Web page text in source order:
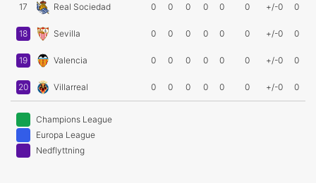
17 Real Sociedad 0 0 0 0 0 0 +/-0 0
18 Sevilla 0 0 0 0 0 0 +/-0 0
19 Valencia 0 0 0 0 0 0 +/-0 0
20 Villarreal 0 0 0 0 0 0 +/-0 0
Champions League
Europa League
Nedflyttning